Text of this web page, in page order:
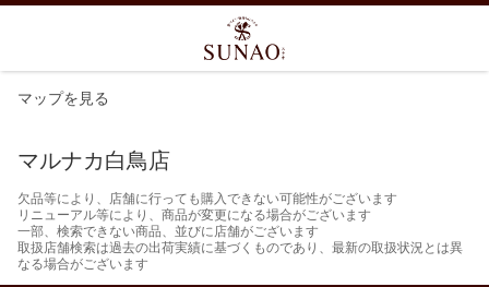
マップを見る
マルナカ白鳥店
欠品等により、店舗に行っても購入できない可能性がございます
リニューアル等により、商品が変更になる場合がございます
一部、検索できない商品、並びに店舗がございます
取扱店舗検索は過去の出荷実績に基づくものであり、最新の取扱状況とは異
なる場合がございます